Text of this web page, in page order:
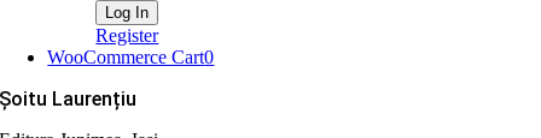
Register
WooCommerce Cart0
Șoitu Laurențiu